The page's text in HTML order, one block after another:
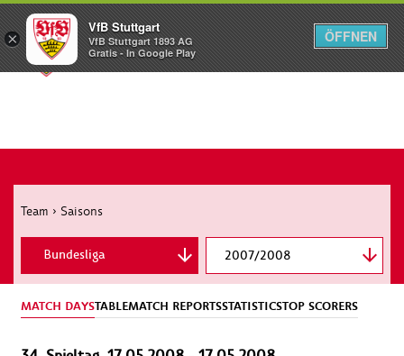
Menü
Team › Saisons
2007/2008
Bundesliga
MATCH DAYSTABLEMATCH REPORTSSTATISTICSTOP SCORERS
×
VfB Stuttgart
VfB Stuttgart 1893 AG
Gratis - In Google Play
ÖFFNEN